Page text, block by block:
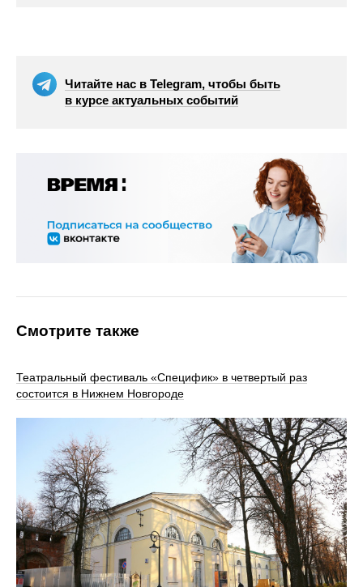
Читайте нас в Telegram, чтобы быть
в курсе актуальных событий
Смотрите также
Театральный фестиваль «Специфик» в четвертый раз
состоится в Нижнем Новгороде